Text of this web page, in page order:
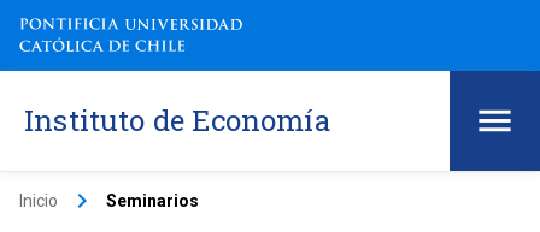
Instituto de Economía
Inicio keyboard_arrow_right Seminarios